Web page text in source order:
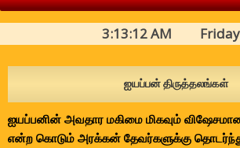
3:13:12 AM Friday,
ஐயப்பன் திருத்தலங்கள்
ஐயப்பனின் அவதார மகிமை மிகவும்
என்ற கொடும் அரக்கன் தேவர்களுக்கு